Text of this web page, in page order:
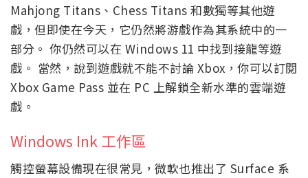
Mahjong Titans、Chess Titans 和數獨等其他遊
戲，但即使在今天，它仍然將游戲作為其系統中的一
部分。 你仍然可以在 Windows 11 中找到接龍等遊
戲。 當然，說到遊戲就不能不討論 Xbox，你可以訂閱
Xbox Game Pass 並在 PC 上解鎖全新水準的雲端遊
戲。
Windows Ink 工作區
觸控螢幕設備現在很常見，微軟也推出了 Surface 系